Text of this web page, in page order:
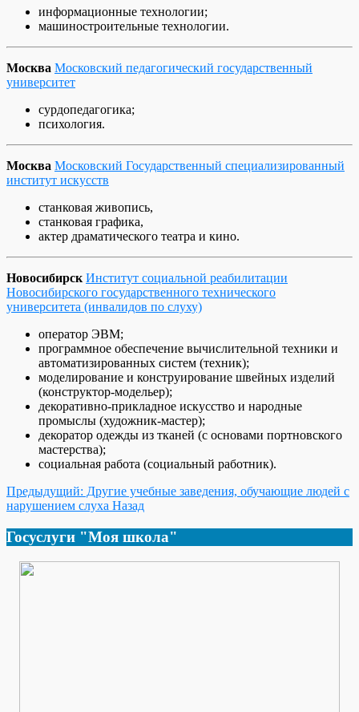
информационные технологии;
машиностроительные технологии.
Москва Московский педагогический государственный
университет
сурдопедагогика;
психология.
Москва Московский Государственный специализированный
институт искусств
станковая живопись,
станковая графика,
актер драматического театра и кино.
Новосибирск Институт социальной реабилитации
Новосибирского государственного технического
университета (инвалидов по слуху)
оператор ЭВМ;
программное обеспечение вычислительной техники и
автоматизированных систем (техник);
моделирование и конструирование швейных изделий
(конструктор-модельер);
декоративно-прикладное искусство и народные
промыслы (художник-мастер);
декоратор одежды из тканей (с основами портновского
мастерства);
социальная работа (социальный работник).
Предыдущий: Другие учебные заведения, обучающие людей с
нарушением слуха Назад
Госуслуги "Моя школа"